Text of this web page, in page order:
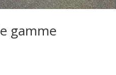
gamme